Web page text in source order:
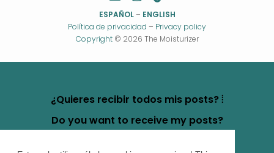
ESPAÑOL– ENGLISH
Política de privacidad – Privacy policy
Copyright© 2026 The Moisturizer
¿Quieres recibir todos mis posts? ⦙
Do you want to receive my posts?